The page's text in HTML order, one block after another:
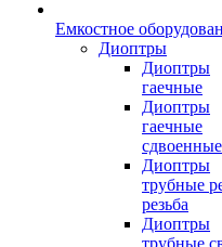
Емкостное
Диоптры
Диоптры
гаечные
Диоптры
гаечные
Диоптры
трубные
резьба
Диоптры
трубные